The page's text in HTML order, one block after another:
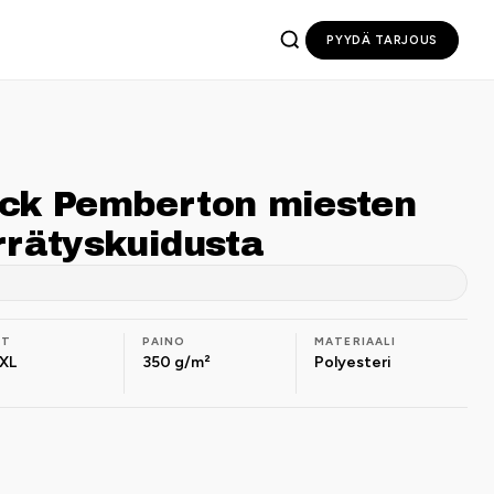
PYYDÄ TARJOUS
Pemberton miesten
PAINO
350 g/m²
MATERIAALI
Polyesteri